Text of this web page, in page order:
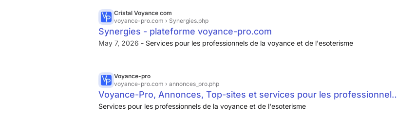
Cristal Voyance com
voyance-pro.com › Synergies.php
Synergies - plateforme voyance-pro.com
May 7, 2026 - Services pour les professionnels de la voyance et de l'esoterisme
Voyance-pro
voyance-pro.com › annonces_pro.php
Voyance-Pro, Annonces, Top-sites et services pour les professionnels
de la voyance
Services pour les professionnels de la voyance et de l'esoterisme